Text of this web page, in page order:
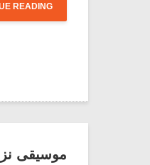
READING
موسیقی نزد